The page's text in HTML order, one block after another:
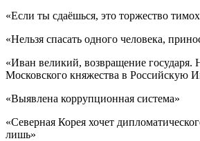
«Если ты сдаёшься, это торжество
«Нельзя спасать одного человека,
«Иван великий, возвращение государя.
Московского княжества в Российскую
«Выявлена коррупционная система»
«Северная Корея хочет
лишь»